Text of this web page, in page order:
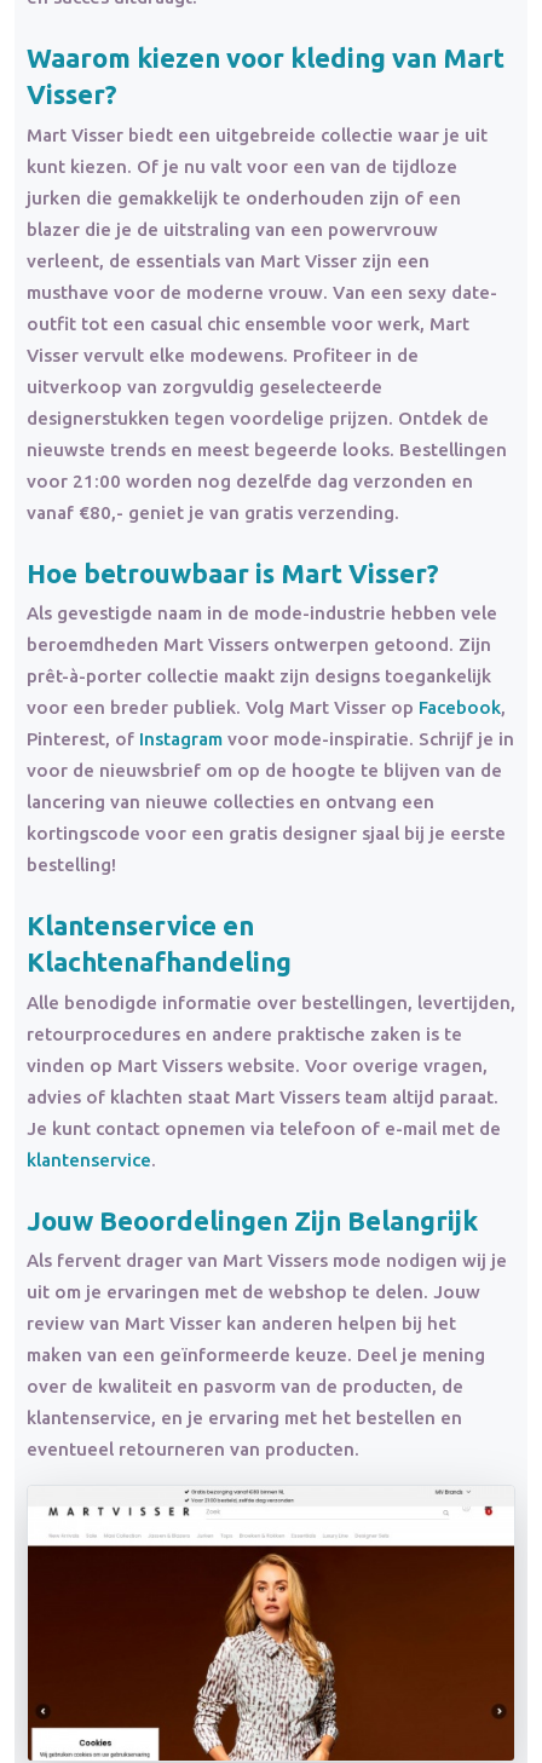
Waarom kiezen voor kleding van Mart
Visser?
Mart Visser biedt een uitgebreide collectie waar je uit
kunt kiezen. Of je nu valt voor een van de tijdloze
jurken die gemakkelijk te onderhouden zijn of een
blazer die je de uitstraling van een powervrouw
verleent, de essentials van Mart Visser zijn een
musthave voor de moderne vrouw. Van een sexy date-
outfit tot een casual chic ensemble voor werk, Mart
Visser vervult elke modewens. Profiteer in de
uitverkoop van zorgvuldig geselecteerde
designerstukken tegen voordelige prijzen. Ontdek de
nieuwste trends en meest begeerde looks. Bestellingen
voor 21:00 worden nog dezelfde dag verzonden en
vanaf €80,- geniet je van gratis verzending.
Hoe betrouwbaar is Mart Visser?
Als gevestigde naam in de mode-industrie hebben vele
beroemdheden Mart Vissers ontwerpen getoond. Zijn
prêt-à-porter collectie maakt zijn designs toegankelijk
voor een breder publiek. Volg Mart Visser op Facebook,
Pinterest, of Instagram voor mode-inspiratie. Schrijf je in
voor de nieuwsbrief om op de hoogte te blijven van de
lancering van nieuwe collecties en ontvang een
kortingscode voor een gratis designer sjaal bij je eerste
bestelling!
Klantenservice en
Klachtenafhandeling
Alle benodigde informatie over bestellingen, levertijden,
retourprocedures en andere praktische zaken is te
vinden op Mart Vissers website. Voor overige vragen,
advies of klachten staat Mart Vissers team altijd paraat.
Je kunt contact opnemen via telefoon of e-mail met de
klantenservice.
Jouw Beoordelingen Zijn Belangrijk
Als fervent drager van Mart Vissers mode nodigen wij je
uit om je ervaringen met de webshop te delen. Jouw
review van Mart Visser kan anderen helpen bij het
maken van een geïnformeerde keuze. Deel je mening
over de kwaliteit en pasvorm van de producten, de
klantenservice, en je ervaring met het bestellen en
eventueel retourneren van producten.